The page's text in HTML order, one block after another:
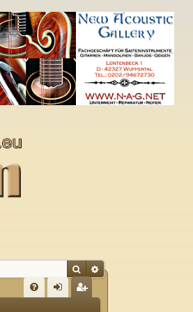
SucheErweiterte Suche
S